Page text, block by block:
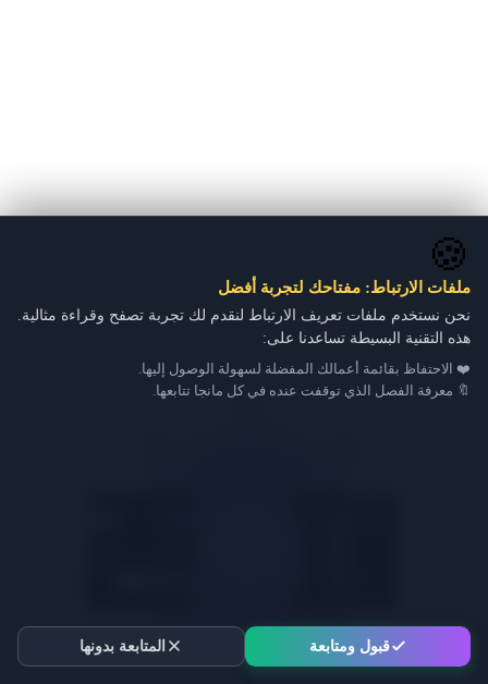
🍪
ملفات الارتباط: مفتاحك لتجربة أفضل
نحن نستخدم ملفات تعريف الارتباط لنقدم لك تجربة تصفح وقراءة مثالية.
هذه التقنية البسيطة تساعدنا على:
❤️ الاحتفاظ بقائمة أعمالك المفضلة لسهولة الوصول إليها.
🔖 معرفة الفصل الذي توقفت عنده في كل مانجا تتابعها.
قبول ومتابعة المتابعة بدونها